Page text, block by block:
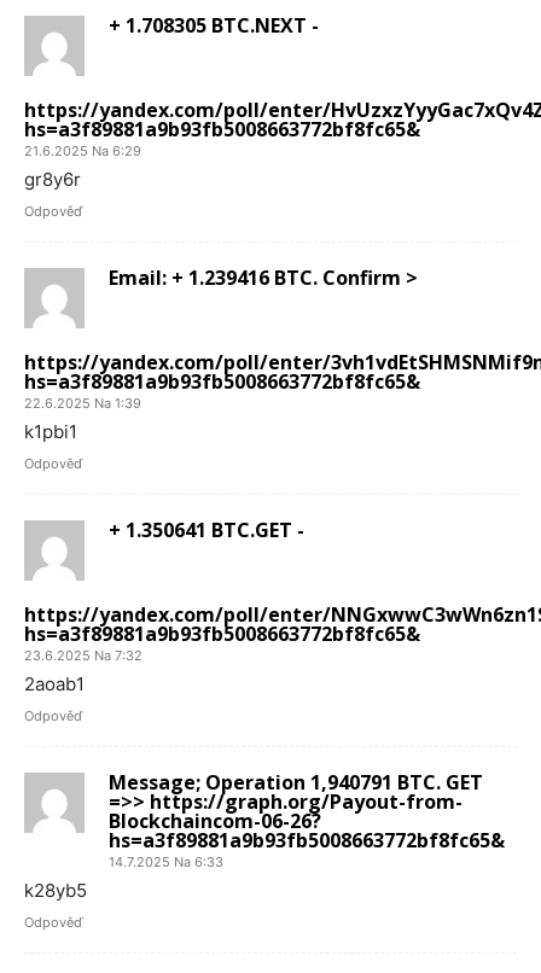
+ 1.708305 BTC.NEXT -
https://yandex.com/poll/enter/
hs=a3f89881a9b93fb5008663772bf8fc65&
21.6.2025 Na 6:29
gr8y6r
Odpověď
Email: + 1.239416 BTC. Confirm >
https://yandex.com/poll/enter/
hs=a3f89881a9b93fb5008663772bf8fc65&
22.6.2025 Na 1:39
k1pbi1
Odpověď
+ 1.350641 BTC.GET -
https://yandex.com/poll/enter/
hs=a3f89881a9b93fb5008663772bf8fc65&
23.6.2025 Na 7:32
2aoab1
Odpověď
Message; Operation 1,940791 BTC. GET
=>> https://graph.org/Payout-from-
Blockchaincom-06-26?
hs=a3f89881a9b93fb5008663772bf8fc65&
14.7.2025 Na 6:33
k28yb5
Odpověď